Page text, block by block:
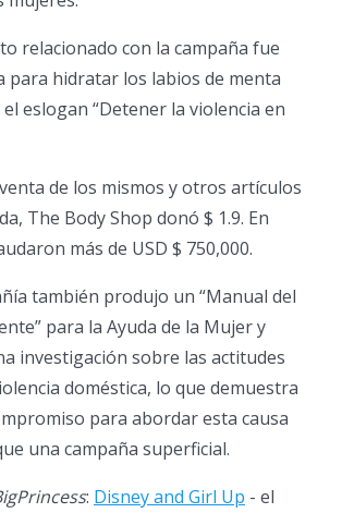
relacionado con la campaña fue
para hidratar los labios de menta
eslogan “Detener la violencia en
de los mismos y otros artículos
The Body Shop donó $ 1.9. En
más de USD $ 750,000.
también produjo un “Manual del
para la Ayuda de la Mujer y
investigación sobre las actitudes
doméstica, lo que demuestra
para abordar esta causa
una campaña superficial.
: Disney and Girl Up - el